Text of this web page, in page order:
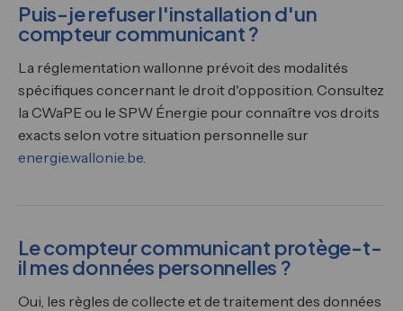
Puis-je refuser l'installation d'un
compteur communicant ?
La réglementation wallonne prévoit des modalités
spécifiques concernant le droit d'opposition. Consultez
la CWaPE ou le SPW Énergie pour connaître vos droits
exacts selon votre situation personnelle sur
energie.wallonie.be.
Le compteur communicant protège-t-
il mes données personnelles ?
Oui, les règles de collecte et de traitement des données